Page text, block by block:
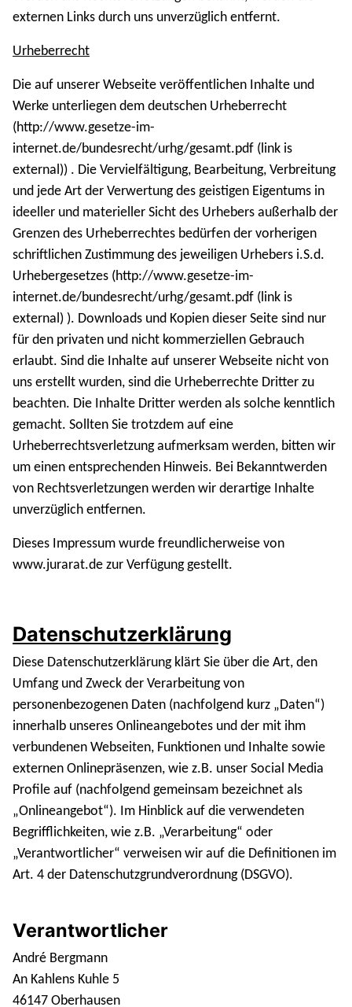
externen Links durch uns unverzüglich entfernt.
Urheberrecht
Die auf unserer Webseite veröffentlichen Inhalte und
Werke unterliegen dem deutschen Urheberrecht
(http://www.gesetze-im-
internet.de/bundesrecht/urhg/gesamt.pdf (link is
external)) . Die Vervielfältigung, Bearbeitung, Verbreitung
und jede Art der Verwertung des geistigen Eigentums in
ideeller und materieller Sicht des Urhebers außerhalb der
Grenzen des Urheberrechtes bedürfen der vorherigen
schriftlichen Zustimmung des jeweiligen Urhebers i.S.d.
Urhebergesetzes (http://www.gesetze-im-
internet.de/bundesrecht/urhg/gesamt.pdf (link is
external) ). Downloads und Kopien dieser Seite sind nur
für den privaten und nicht kommerziellen Gebrauch
erlaubt. Sind die Inhalte auf unserer Webseite nicht von
uns erstellt wurden, sind die Urheberrechte Dritter zu
beachten. Die Inhalte Dritter werden als solche kenntlich
gemacht. Sollten Sie trotzdem auf eine
Urheberrechtsverletzung aufmerksam werden, bitten wir
um einen entsprechenden Hinweis. Bei Bekanntwerden
von Rechtsverletzungen werden wir derartige Inhalte
unverzüglich entfernen.
Dieses Impressum wurde freundlicherweise von
www.jurarat.de zur Verfügung gestellt.
Datenschutzerklärung
Diese Datenschutzerklärung klärt Sie über die Art, den
Umfang und Zweck der Verarbeitung von
personenbezogenen Daten (nachfolgend kurz „Daten“)
innerhalb unseres Onlineangebotes und der mit ihm
verbundenen Webseiten, Funktionen und Inhalte sowie
externen Onlinepräsenzen, wie z.B. unser Social Media
Profile auf (nachfolgend gemeinsam bezeichnet als
„Onlineangebot“). Im Hinblick auf die verwendeten
Begrifflichkeiten, wie z.B. „Verarbeitung“ oder
„Verantwortlicher“ verweisen wir auf die Definitionen im
Art. 4 der Datenschutzgrundverordnung (DSGVO).
Verantwortlicher
André Bergmann
An Kahlens Kuhle 5
46147 Oberhausen